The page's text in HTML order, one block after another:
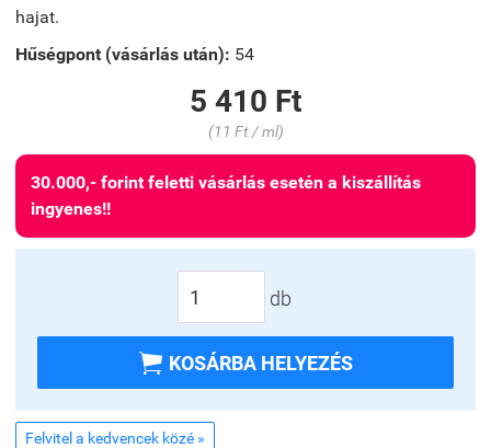
hajat.
Hűségpont (vásárlás után): 54
5 410 Ft
(11 Ft / ml)
30.000,- forint feletti vásárlás esetén a kiszállítás
ingyenes!!
db
 KOSÁRBA HELYEZÉS
Felvitel a kedvencek közé »